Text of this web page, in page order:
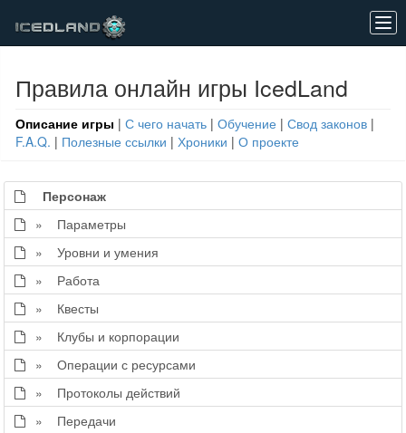
Правила онлайн игры IcedLand
Описание игры | С чего начать | Обучение | Свод законов |
F.A.Q. | Полезные ссылки | Хроники | О проекте
Персонаж
» Параметры
» Уровни и умения
» Работа
» Квесты
» Клубы и корпорации
» Операции с ресурсами
» Протоколы действий
» Передачи